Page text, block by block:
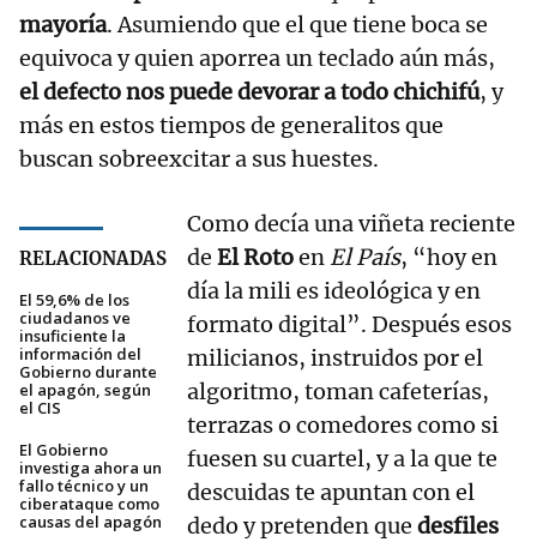
mayoría. Asumiendo que el que tiene boca se
equivoca y quien aporrea un teclado aún más,
el defecto nos puede devorar a todo chichifú, y
más en estos tiempos de generalitos que
buscan sobreexcitar a sus huestes.
RELACIONADAS
El 59,6% de los
ciudadanos ve
insuficiente la
información del
Gobierno durante
el apagón, según
el CIS
El Gobierno
investiga ahora un
fallo técnico y un
ciberataque como
causas del apagón
Como decía una viñeta reciente
de El Rotoen El País, “hoy en
día la mili es ideológica y en
formato digital”. Después esos
milicianos, instruidos por el
algoritmo, toman cafeterías,
terrazas o comedores como si
fuesen su cuartel, y a la que te
descuidas te apuntan con el
dedo y pretenden que desfiles